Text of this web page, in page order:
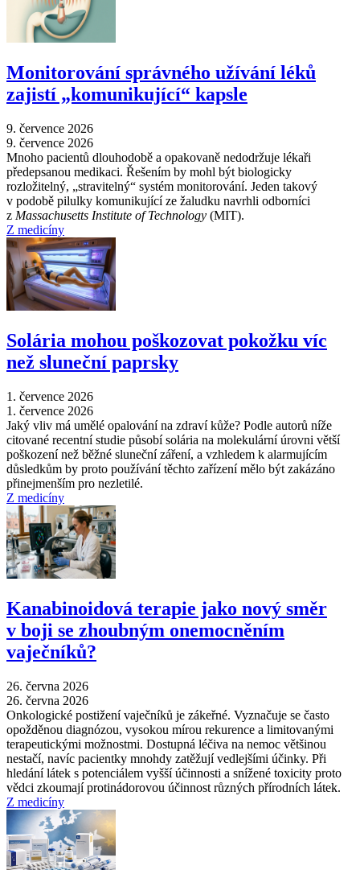
Monitorování správného užívání léků
zajistí „komunikující“ kapsle
9. července 2026
9. července 2026
Mnoho pacientů dlouhodobě a opakovaně nedodržuje lékaři
předepsanou medikaci. Řešením by mohl být biologicky
rozložitelný, „stravitelný“ systém monitorování. Jeden takový
v podobě pilulky komunikující ze žaludku navrhli odborníci
z Massachusetts Institute of Technology (MIT).
Z medicíny
Solária mohou poškozovat pokožku víc
než sluneční paprsky
1. července 2026
1. července 2026
Jaký vliv má umělé opalování na zdraví kůže? Podle autorů níže
citované recentní studie působí solária na molekulární úrovni větší
poškození než běžné sluneční záření, a vzhledem k alarmujícím
důsledkům by proto používání těchto zařízení mělo být zakázáno
přinejmenším pro nezletilé.
Z medicíny
Kanabinoidová terapie jako nový směr
v boji se zhoubným onemocněním
vaječníků?
26. června 2026
26. června 2026
Onkologické postižení vaječníků je zákeřné. Vyznačuje se často
opožděnou diagnózou, vysokou mírou rekurence a limitovanými
terapeutickými možnostmi. Dostupná léčiva na nemoc většinou
nestačí, navíc pacientky mnohdy zatěžují vedlejšími účinky. Při
hledání látek s potenciálem vyšší účinnosti a snížené toxicity proto
vědci zkoumají protinádorovou účinnost různých přírodních látek.
Z medicíny